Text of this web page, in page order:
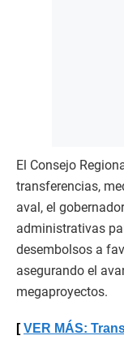
El Consejo
transferencias,
aval, el
administrativas
desembolsos a
asegurando el
megaproyectos.
VER MÁS: